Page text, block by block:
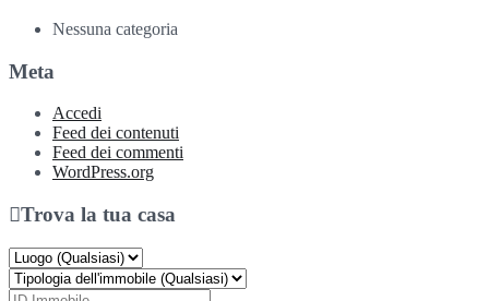
Nessuna categoria
Meta
Accedi
Feed dei contenuti
Feed dei commenti
WordPress.org
Trova la tua casa